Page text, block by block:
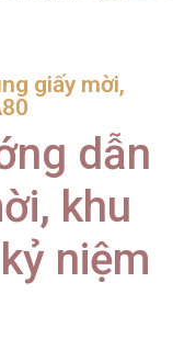
giấy mời,
dẫn
khu
niệm